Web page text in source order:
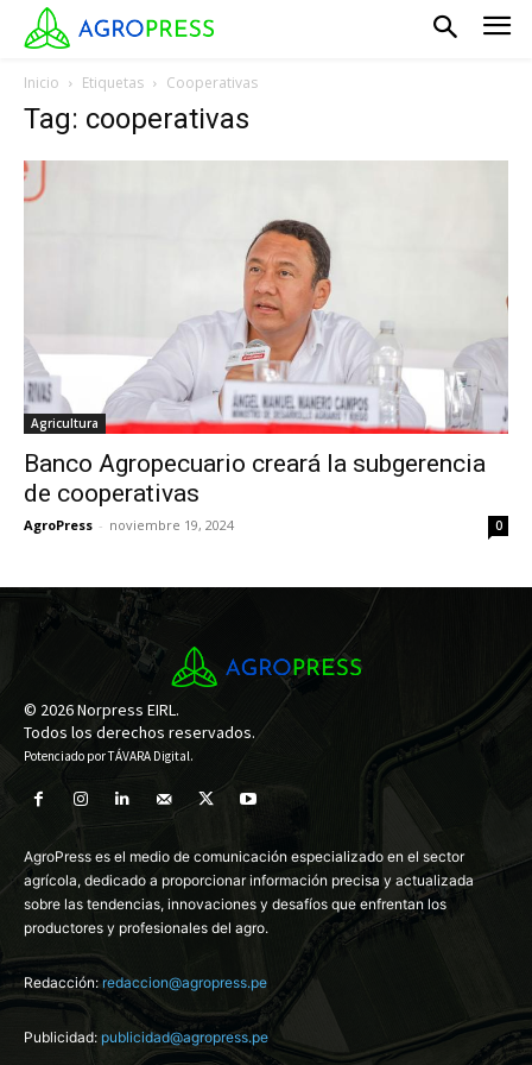
Inicio Etiquetas Cooperativas
Tag: cooperativas
Agricultura
Banco Agropecuario creará la subgerencia
de cooperativas
AgroPress - noviembre 19, 2024 0
© 2026 Norpress EIRL.
Todos los derechos reservados.
Potenciado porTÁVARA Digital.
AgroPress es el medio de comunicación especializado en el sector
agrícola, dedicado a proporcionar información precisa y actualizada
sobre las tendencias, innovaciones y desafíos que enfrentan los
productores y profesionales del agro.
Redacción:redaccion@agropress.pe
Publicidad: publicidad@agropress.pe